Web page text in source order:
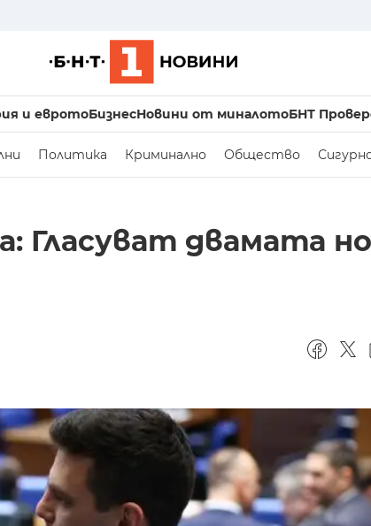
и евротоБизнесНовини от миналотоБНТ
Политика Криминално Общество
Гласуват двамата